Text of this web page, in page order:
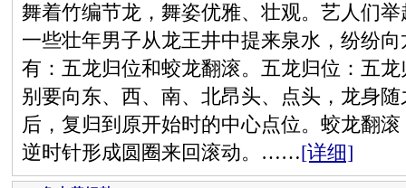
舞着竹编节龙，舞姿优雅、壮观。艺人们
一些壮年男子从龙王井中提来泉水，纷纷
有：五龙归位和蛟龙翻滚。五龙归位：五
别要向东、西、南、北昂头、点头，龙身
后，复归到原开始时的中心点位。蛟龙翻
逆时针形成圆圈来回滚动。……[详细]